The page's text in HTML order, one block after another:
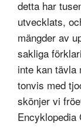
detta har
utvecklats,
mängder av
sakliga
inte kan tävla
tonvis med
skönjer vi
Encyklopedia